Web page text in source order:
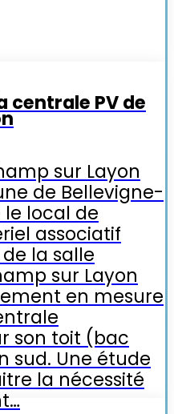
centrale PV de
sur Layon
de Bellevigne-
local de
associatif
la salle
sur Layon
en mesure
son toit (bac
sud. Une étude
la nécessité